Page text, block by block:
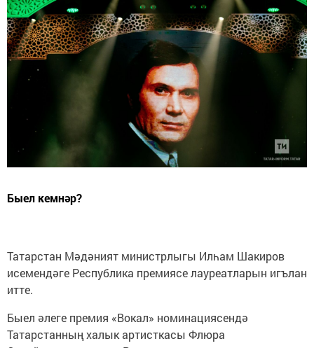
Быел кемнәр?
Татарстан Мәдәният министрлыгы Илһам Шакиров
исемендәге Республика премиясе лауреатларын игълан
итте.
Быел әлеге премия «Вокал» номинациясендә
Татарстанның халык артисткасы Флюра